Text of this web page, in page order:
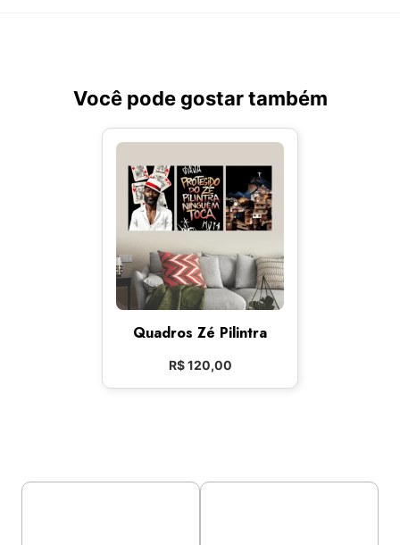
Você pode gostar também
Quadros Zé Pilintra
R$120,00